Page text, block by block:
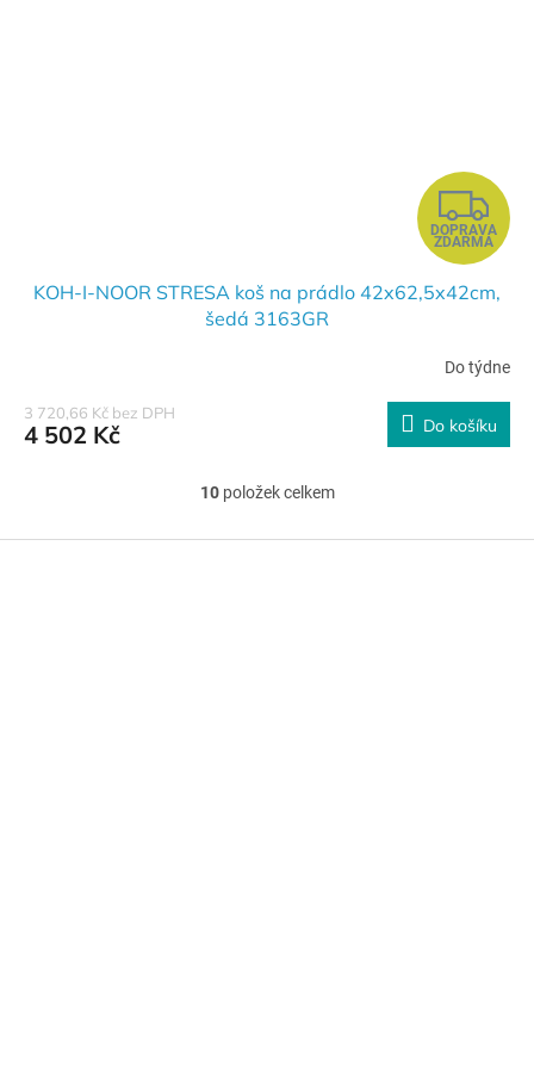
Z
D
A
R
M
A
DOPRAVA
ZDARMA
KOH-I-NOOR STRESA koš na prádlo 42x62,5x42cm,
šedá 3163GR
Do týdne
3 720,66 Kč bez DPH
4 502 Kč Do košíku
O
l
10položek celkem
Z